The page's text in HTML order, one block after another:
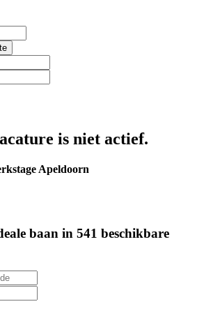
is niet actief.
Apeldoorn
baan in 541 beschikbare